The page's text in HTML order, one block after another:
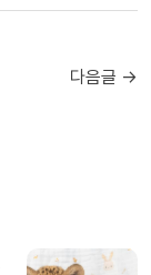
다음글 →